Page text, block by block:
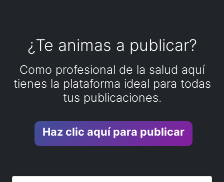
¿Te animas a publicar?
Como profesional de la salud aquí
tienes la plataforma ideal para todas
tus publicaciones.
Haz clic aquí para publicar